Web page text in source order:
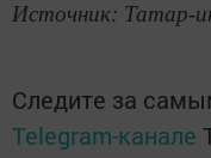
Источник: Татар-
Следите за
Telegram-канале